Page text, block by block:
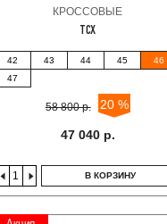
КРОССОВЫЕ
TCX
42 43 44 45
46
47
58 800 р. 20 %
47 040 р.
В КОРЗИНУ